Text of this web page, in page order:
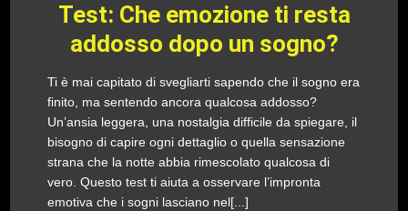
Test: Che emozione ti resta
addosso dopo un sogno?
Ti è mai capitato di svegliarti sapendo che il sogno era
finito, ma sentendo ancora qualcosa addosso?
Un’ansia leggera, una nostalgia difficile da spiegare, il
bisogno di capire ogni dettaglio o quella sensazione
strana che la notte abbia rimescolato qualcosa di
vero. Questo test ti aiuta a osservare l’impronta
emotiva che i sogni lasciano nel[...]